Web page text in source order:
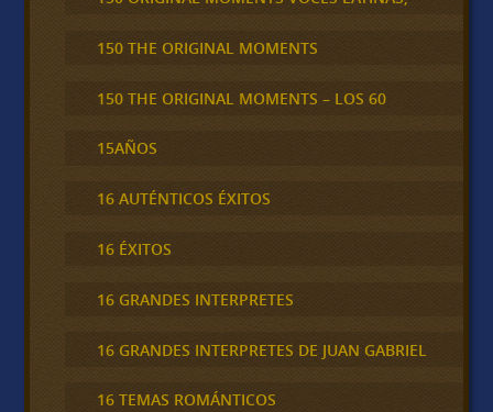
150 THE ORIGINAL MOMENTS
150 THE ORIGINAL MOMENTS – LOS 60
15AÑOS
16 AUTÉNTICOS ÉXITOS
16 ÉXITOS
16 GRANDES INTERPRETES
16 GRANDES INTERPRETES DE JUAN GABRIEL
16 TEMAS ROMÁNTICOS